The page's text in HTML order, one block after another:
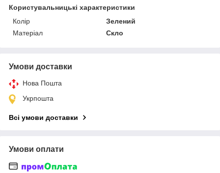
Користувальницькі характеристики
Колір
Зелений
Матеріал
Скло
Умови доставки
Нова Пошта
Укрпошта
Всі умови доставки
Умови оплати